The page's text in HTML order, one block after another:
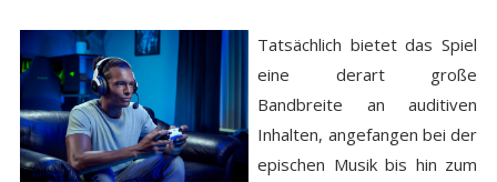
Tatsächlich bietet das Spiel
eine derart große
Bandbreite an auditiven
Inhalten, angefangen bei der
epischen Musik bis hin zum